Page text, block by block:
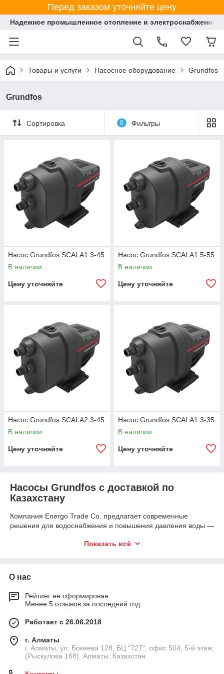
Перед заказом уточняйте цену
Надежное промышленное отопление и электроснабжение
Товары и услуги Насосное оборудование Grundfos
Grundfos
Сортировка 0 Фильтры
Насос Grundfos SCALA1 3-45
В наличии
Цену уточняйте
Насос Grundfos SCALA1 5-55
В наличии
Цену уточняйте
Насос Grundfos SCALA2 3-45
В наличии
Цену уточняйте
Насос Grundfos SCALA1 3-35
В наличии
Цену уточняйте
Насосы Grundfos с доставкой по
Казахстану
Компания Energo Trade Co. предлагает современные
решения для водоснабжения и повышения давления воды —
каталоге представлены надёжные модели, подходящие для
Если вам нужен насос для воды купить с гарантией качества
оборудование из ассортимента Energo Trade Co. Мы
обеспечиваем поставки по всему Казахстану, включая
Купить насос Grundfos для любых
задач
Насосы Grundfos широко применяются в системах
водоснабжения благодаря высокой эффективности и
Показать всё
О нас
Рейтинг не сформирован
Менее 5 отзывов за последний год
Работает с 26.06.2018
г. Алматы
г. Алматы, ул. Бокеева 128, БЦ "727", офис 504, 5-й этаж,
(Рыскулова 168), Алматы, Казахстан